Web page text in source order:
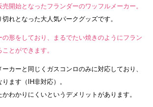
開始となったフランダーのワッフルメーカー。
れとなった大人気パークグッズです。
形をしており、まるでたい焼きのようにフラン
とができます。
カーと同じくガスコンロのみに対応しており、
ます（IH非対応）。
わかりにくいというデメリットがあります。